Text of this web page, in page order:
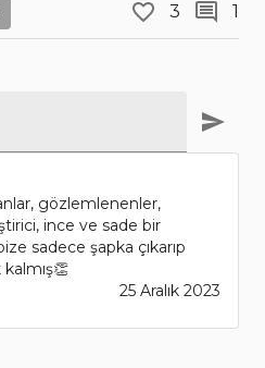
3 1
gözlemlenenler,
ince ve sade bir
sadece şapka çıkarıp
25 Aralık 2023